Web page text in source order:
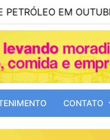
EM OUTUBRO
CONTATO